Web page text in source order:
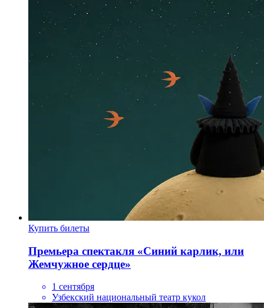
Купить билеты
Премьера спектакля «Синий карлик, или
Жемчужное сердце»
1 сентября
Узбекский национальный театр кукол